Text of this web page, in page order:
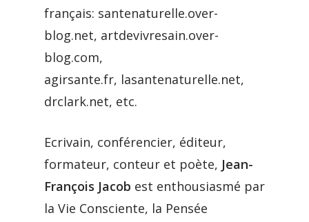
français: santenaturelle.over-
blog.net, artdevivresain.over-
blog.com,
agirsante.fr, lasantenaturelle.net,
drclark.net, etc.
Ecrivain, conférencier, éditeur,
formateur, conteur et poète, Jean-
François Jacob est enthousiasmé par
la Vie Consciente, la Pensée